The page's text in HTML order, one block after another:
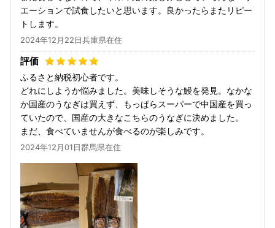
エーションで試食したいと思います。良かったらまたリピー
トします。
2024年12月22日兵庫県在住
ふるさと納税初心者です。
どれにしようか悩みました。美味しそうな鰻を発見。なかな
か国産のうなぎは買えず、もっぱらスーパーで中国産を買っ
ていたので、国産の大きなこちらのうなぎに決めました。
まだ、食べていませんが食べるのが楽しみです。
2024年12月01日群馬県在住